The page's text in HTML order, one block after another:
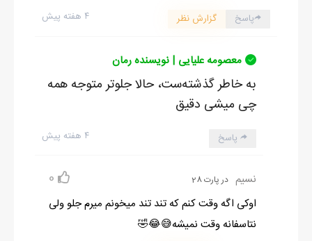
۴ هفته پیش پاسخ گزارش نظر
معصومه علیایی | نویسنده رمان
به خاطر گذشته‌ست، حالا جلوتر متوجه همه
چی میشی دقیق
۴ هفته پیش پاسخ
نسیم در پارت 28 0
اوکی اگه وقت کنم که تند تند میخونم میرم جلو ولی
نتاسفانه وقت نمیشه😅😂🤣